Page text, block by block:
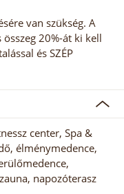
van szükség. A
20%-át ki kell
és SZÉP
center, Spa &
élménymedence,
napozóterasz